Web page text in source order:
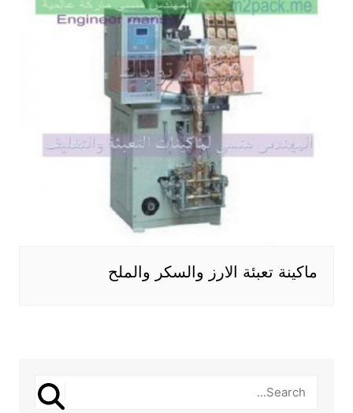
ماكينة تعبئة الارز والسكر والملح